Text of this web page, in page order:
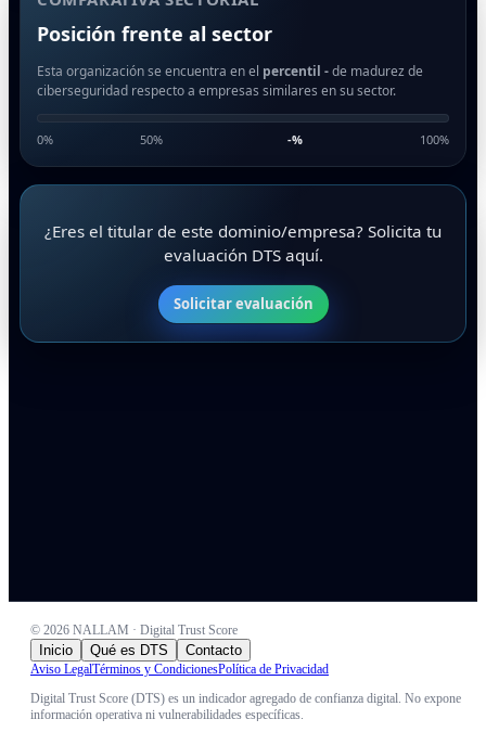
Posición frente al sector
Esta organización se encuentra en el percentil -de madurez de
ciberseguridad respecto a empresas similares en su sector.
0% 50% -% 100%
¿Eres el titular de este dominio/empresa? Solicita tu
evaluación DTS aquí.
Solicitar evaluación
© 2026 NALLAM · Digital Trust Score
Inicio Qué es DTS Contacto
Aviso LegalTérminos y CondicionesPolítica de Privacidad
Digital Trust Score (DTS) es un indicador agregado de confianza digital. No expone
información operativa ni vulnerabilidades específicas.